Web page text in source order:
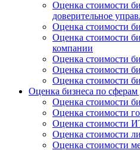
Оценка стоимости
доверительное
Оценка стоимости
Оценка стоимости
компании
Оценка стоимости
Оценка стоимости
Оценка стоимости
Оценка бизнеса по сферам
Оценка стоимости
Оценка стоимости
Оценка стоимости
Оценка стоимости
Оценка стоимости